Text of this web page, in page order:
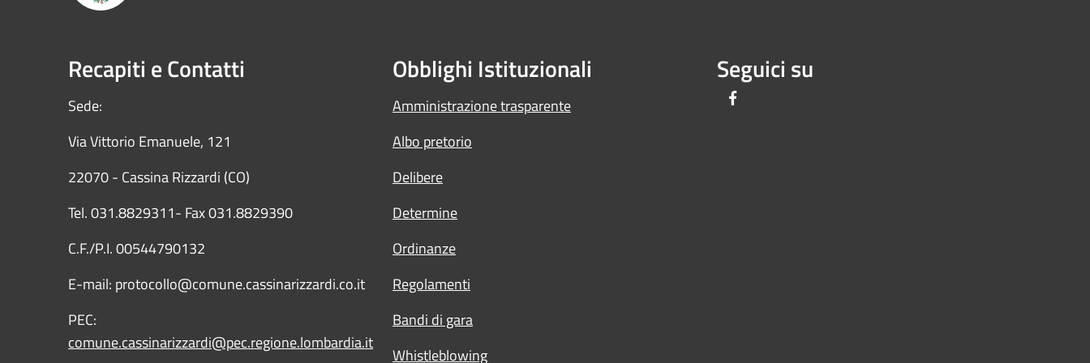
Recapiti e Contatti
Sede:
Via Vittorio Emanuele, 121
22070 - Cassina Rizzardi (CO)
Tel. 031.8829311- Fax 031.8829390
C.F./P.I. 00544790132
E-mail: protocollo@comune.cassinarizzardi.co.it
PEC:
comune.cassinarizzardi@pec.regione.lombardia.it
Obblighi Istituzionali
Amministrazione trasparente
Albo pretorio
Delibere
Determine
Ordinanze
Regolamenti
Bandi di gara
Whistleblowing
Seguici su